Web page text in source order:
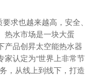
求也越来越高，安全、
热水市场是一块大蛋
产品创昇太空能热水器
家认定为“世界上非常节
，从线上到线下，打造